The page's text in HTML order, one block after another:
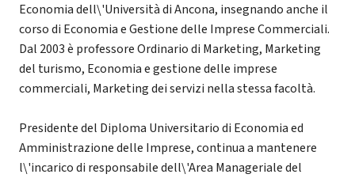
Economia dell\'Università di Ancona, insegnando anche il
corso di Economia e Gestione delle Imprese Commerciali.
Dal 2003 è professore Ordinario di Marketing, Marketing
del turismo, Economia e gestione delle imprese
commerciali, Marketing dei servizi nella stessa facoltà.
Presidente del Diploma Universitario di Economia ed
Amministrazione delle Imprese, continua a mantenere
l\'incarico di responsabile dell\'Area Manageriale del